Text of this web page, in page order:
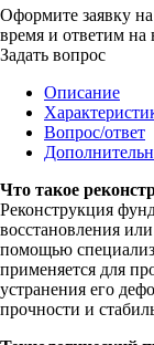
Оформите заявку
время и ответим
Задать вопрос
Описание
Вопрос/ответ
Что такое
Реконструкция
восстановления
помощью
применяется для
устранения его
прочности и